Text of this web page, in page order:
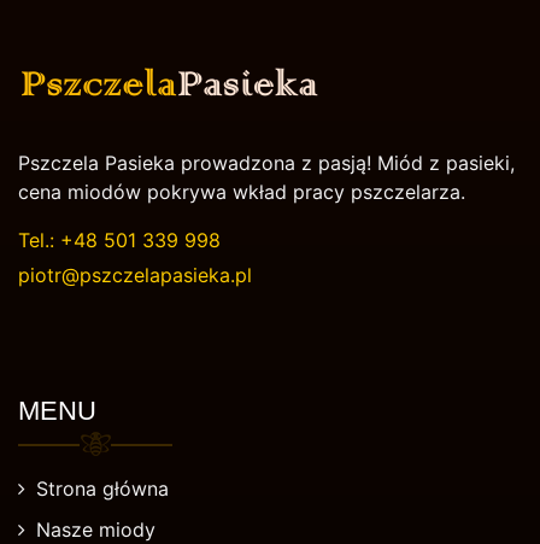
Pszczela Pasieka prowadzona z pasją! Miód z pasieki,
cena miodów pokrywa wkład pracy pszczelarza.
Tel.: +48 501 339 998
piotr@pszczelapasieka.pl
MENU
Strona główna
Nasze miody